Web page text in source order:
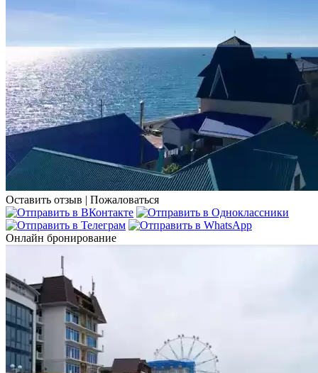
Оставить отзыв | Пожаловаться
Онлайн бронирование